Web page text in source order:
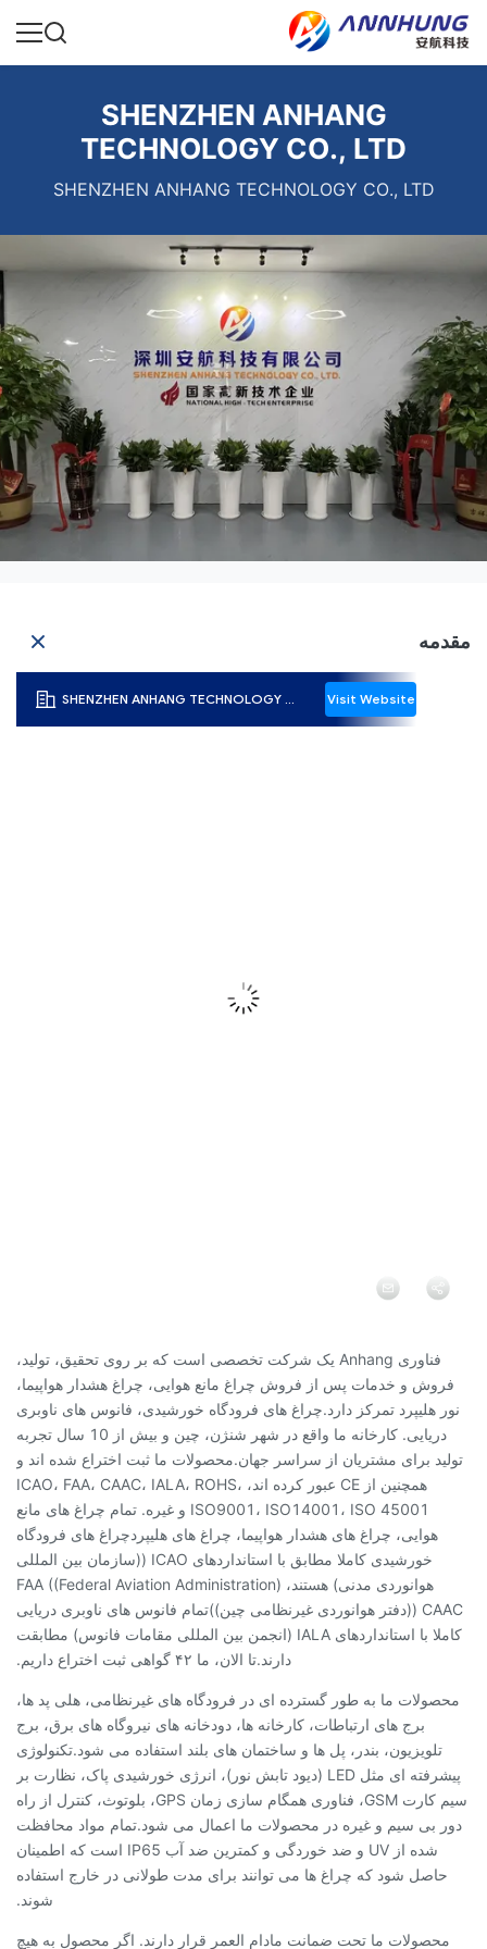
SHENZHEN ANHANG
TECHNOLOGY CO., LTD
SHENZHEN ANHANG TECHNOLOGY CO., LTD
مقدمه
فناوری Anhang یک شرکت تخصصی است که بر روی تحقیق، تولید،
فروش و خدمات پس از فروش چراغ مانع هوایی، چراغ هشدار هواپیما،
نور هلیپرد تمرکز دارد.چراغ های فرودگاه خورشیدی، فانوس های ناوبری
دریایی. کارخانه ما واقع در شهر شنژن، چین و بیش از 10 سال تجربه
تولید برای مشتریان از سراسر جهان.محصولات ما ثبت اختراع شده اند و
همچنین از CE عبور کرده اند، ICAO، FAA، CAAC، IALA، ROHS،
ISO9001، ISO14001، ISO 45001 و غیره. تمام چراغ های مانع
هوایی، چراغ های هشدار هواپیما، چراغ های هلیپردچراغ های فرودگاه
خورشیدی کاملا مطابق با استانداردهای ICAO ((سازمان بین المللی
هوانوردی مدنی) هستند، FAA ((Federal Aviation Administration)
CAAC ((دفتر هوانوردی غیرنظامی چین))تمام فانوس های ناوبری دریایی
کاملا با استانداردهای IALA (انجمن بین المللی مقامات فانوس) مطابقت
دارند.تا الان، ما ۴۲ گواهی ثبت اختراع داریم.
محصولات ما به طور گسترده ای در فرودگاه های غیرنظامی، هلی پد ها،
برج های ارتباطات، کارخانه ها، دودخانه های نیروگاه های برق، برج
تلویزیون، بندر، پل ها و ساختمان های بلند استفاده می شود.تکنولوژی
پیشرفته ای مثل LED (دیود تابش نور)، انرژی خورشیدی پاک، نظارت بر
سیم کارت GSM، فناوری همگام سازی زمان GPS، بلوتوث، کنترل از راه
دور بی سیم و غیره در محصولات ما اعمال می شود.تمام مواد محافظت
شده از UV و ضد خوردگی و کمترین ضد آب IP65 است که اطمینان
حاصل شود که چراغ ها می توانند برای مدت طولانی در خارج استفاده
شوند.
محصولات ما تحت ضمانت مادام العمر قرار دارند. اگر محصول به هیچ